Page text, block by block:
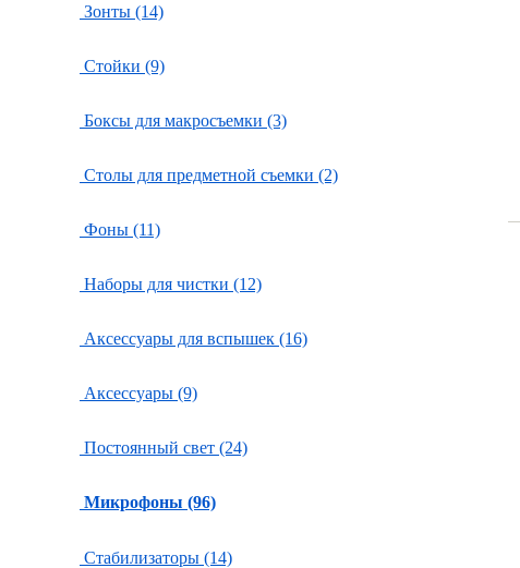
Зонты (14)
Стойки (9)
Боксы для макросъемки (3)
Столы для предметной съемки (2)
Фоны (11)
Наборы для чистки (12)
Аксессуары для вспышек (16)
Аксессуары (9)
Постоянный свет (24)
Микрофоны (96)
Стабилизаторы (14)